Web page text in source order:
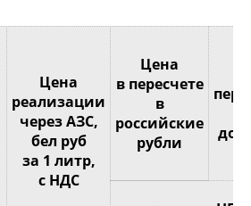
Цена
реализации
через АЗС,
бел руб
за 1 литр,
с НДС
Цена
в пересчете
в
российские
рубли